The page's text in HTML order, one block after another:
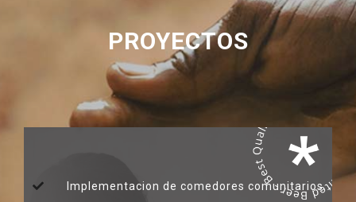
PROYECTOS
Implementacion de comedores comunitarios